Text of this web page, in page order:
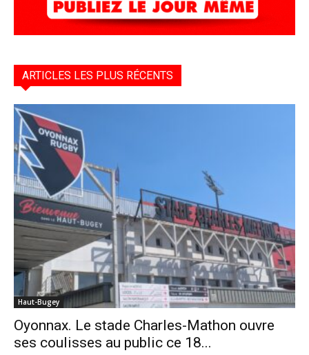
ARTICLES LES PLUS RÉCENTS
Haut-Bugey
Oyonnax. Le stade Charles-Mathon ouvre
ses coulisses au public ce 18...